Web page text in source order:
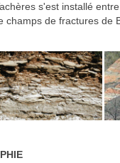
s'est installé
champs de fractures de